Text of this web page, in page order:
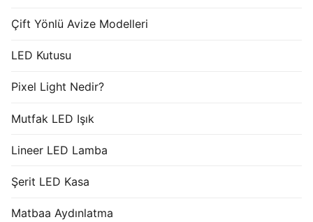
Çift Yönlü Avize Modelleri
LED Kutusu
Pixel Light Nedir?
Mutfak LED Işık
Lineer LED Lamba
Şerit LED Kasa
Matbaa Aydınlatma